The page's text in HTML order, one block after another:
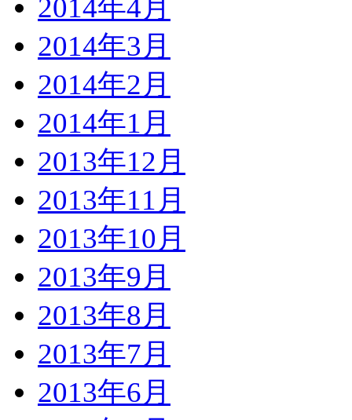
2014年4月
2014年3月
2014年2月
2014年1月
2013年12月
2013年11月
2013年10月
2013年9月
2013年8月
2013年7月
2013年6月